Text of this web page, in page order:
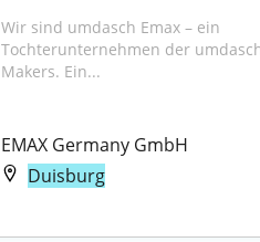
Wir sind umdasch Emax – ein
Tochterunternehmen der
Makers. Ein...
EMAX Germany GmbH
Duisburg